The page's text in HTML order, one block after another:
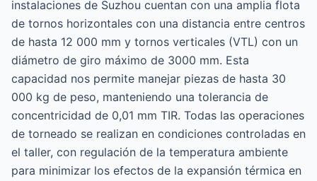
instalaciones de Suzhou cuentan con una amplia flota
de tornos horizontales con una distancia entre centros
de hasta 12 000 mm y tornos verticales (VTL) con un
diámetro de giro máximo de 3000 mm. Esta
capacidad nos permite manejar piezas de hasta 30
000 kg de peso, manteniendo una tolerancia de
concentricidad de 0,01 mm TIR. Todas las operaciones
de torneado se realizan en condiciones controladas en
el taller, con regulación de la temperatura ambiente
para minimizar los efectos de la expansión térmica en